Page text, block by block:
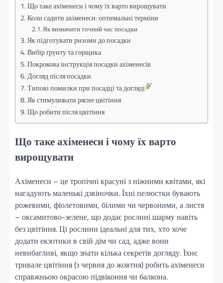
Що таке ахіменеси і чому їх варто вирощувати
Коли садити ахіменеси: оптимальні терміни
Як визначити точний час посадки
Як підготувати ризоми до посадки
Вибір ґрунту та горщика
Покрокова інструкція посадки ахіменесів
Догляд після посадки
Типові помилки при посадці та догляді
Як стимулювати рясне цвітіння
Що робити після цвітіння
Що таке ахіменеси і чому їх варто
вирощувати
Ахіменеси – це тропічні красуні з ніжними квітами, які
нагадують маленькі дзвіночки. Їхні пелюстки бувають
рожевими, фіолетовими, білими чи червоними, а листя
– оксамитово-зелене, що додає рослині шарму навіть
без цвітіння. Ці рослини ідеальні для тих, хто хоче
додати екзотики в свій дім чи сад, адже вони
невибагливі, якщо знати кілька секретів догляду. Їхнє
тривале цвітіння (з червня до жовтня) робить ахіменеси
справжньою окрасою підвіконня чи балкона.